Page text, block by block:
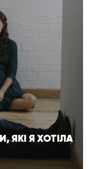
ЯКІ Я ХОТІЛА